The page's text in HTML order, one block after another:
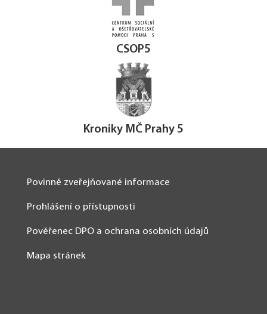
CSOP5
Kroniky MČ Prahy 5
Povinně zveřejňované informace
Prohlášení o přístupnosti
Pověřenec DPO a ochrana osobních údajů
Mapa stránek